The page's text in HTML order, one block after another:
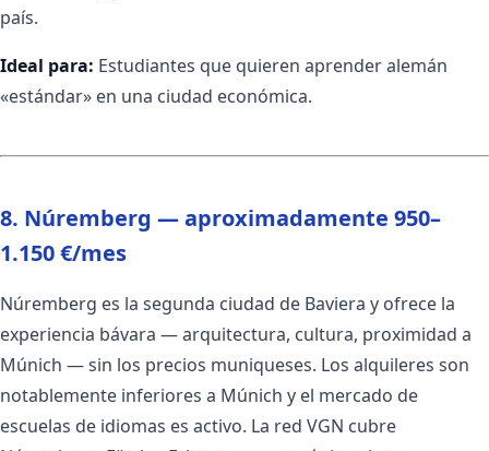
país.
Ideal para: Estudiantes que quieren aprender alemán
«estándar» en una ciudad económica.
8. Núremberg — aproximadamente 950–
1.150 €/mes
Núremberg es la segunda ciudad de Baviera y ofrece la
experiencia bávara — arquitectura, cultura, proximidad a
Múnich — sin los precios muniqueses. Los alquileres son
notablemente inferiores a Múnich y el mercado de
escuelas de idiomas es activo. La red VGN cubre